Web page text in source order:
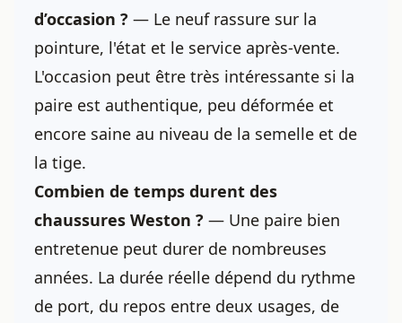
d’occasion ? — Le neuf rassure sur la
pointure, l'état et le service après-vente.
L'occasion peut être très intéressante si la
paire est authentique, peu déformée et
encore saine au niveau de la semelle et de
la tige.
Combien de temps durent des
chaussures Weston ? — Une paire bien
entretenue peut durer de nombreuses
années. La durée réelle dépend du rythme
de port, du repos entre deux usages, de